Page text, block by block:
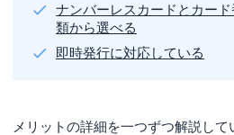
ナンバーレスカードとカー
類から選べる
即時発行に対応している
メリットの詳細を一つずつ解説して